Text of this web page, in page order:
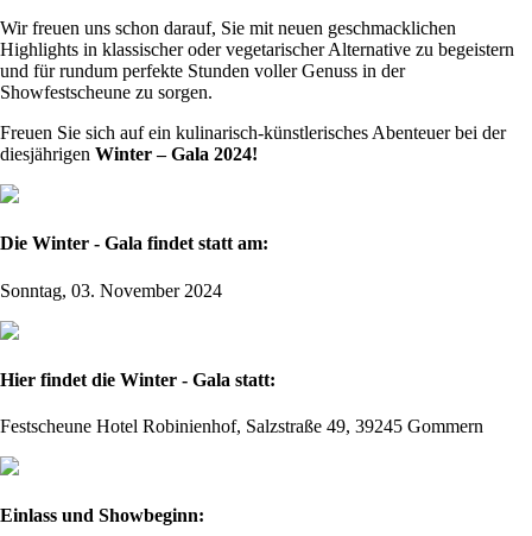
Wir freuen uns schon darauf, Sie mit neuen geschmacklichen
Highlights in klassischer oder vegetarischer Alternative zu begeistern
und für rundum perfekte Stunden voller Genuss in der
Showfestscheune zu sorgen.
Freuen Sie sich auf ein kulinarisch-künstlerisches Abenteuer bei der
diesjährigen Winter – Gala 2024!
Die Winter - Gala findet statt am:
Sonntag, 03. November 2024
Hier findet die Winter - Gala statt:
Festscheune Hotel Robinienhof, Salzstraße 49, 39245 Gommern
Einlass und Showbeginn: